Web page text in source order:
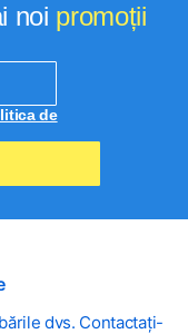
noi promoții
de
dvs. Contactați-